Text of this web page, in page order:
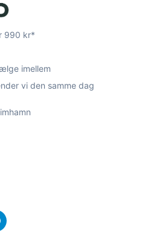
990 kr*
imellem
vi den samme dag